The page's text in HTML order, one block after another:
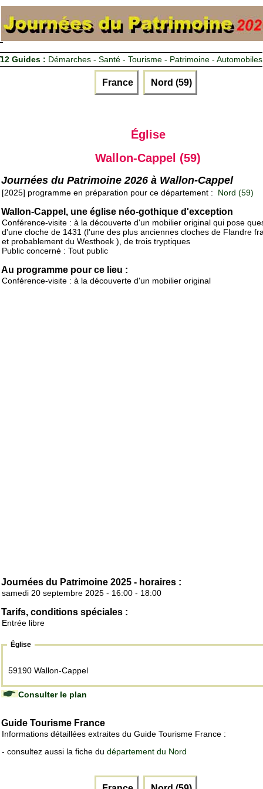
12 Guides : Démarches - Santé - Tourisme - Patrimoine - Automobiles
France Nord (59)
Église
Wallon-Cappel (59)
Journées du Patrimoine 2026 à Wallon-Cappel
[2025] programme en préparation pour ce département : Nord (59)
Wallon-Cappel, une église néo-gothique d'exception
Conférence-visite : à la découverte d'un mobilier original qui pose
d'une cloche de 1431 (l'une des plus anciennes cloches de Flandre
et probablement du Westhoek ), de trois tryptiques
Public concerné : Tout public
Au programme pour ce lieu :
Conférence-visite : à la découverte d'un mobilier original
Journées du Patrimoine 2025 - horaires :
samedi 20 septembre 2025 - 16:00 - 18:00
Tarifs, conditions spéciales :
Entrée libre
Église
59190 Wallon-Cappel
Consulter le plan
Guide Tourisme France
Informations détaillées extraites du Guide Tourisme France :
- consultez aussi la fiche du département du Nord